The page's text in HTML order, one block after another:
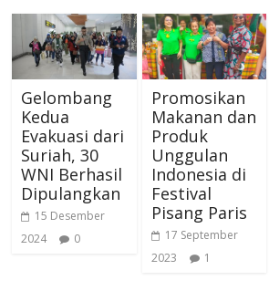
Gelombang
Kedua
Evakuasi dari
Suriah, 30
WNI Berhasil
Dipulangkan
15 Desember
2024
0
Promosikan
Makanan dan
Produk
Unggulan
Indonesia di
Festival
Pisang Paris
17 September
2023
1